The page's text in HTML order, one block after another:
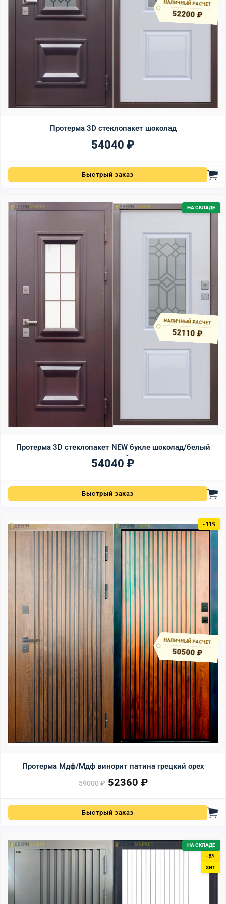
Протерма 3D стеклопакет шоколад
54040 ₽
НАЛИЧНЫЙ РАСЧЕТ
52200 ₽
Быстрый заказ
НА СКЛАДЕ
Протерма 3D стеклопакет NEW букле шоколад/белый
матовый
54040 ₽
НАЛИЧНЫЙ РАСЧЕТ
52110 ₽
Быстрый заказ
- 11%
Протерма Мдф/Мдф винорит патина грецкий орех
59000₽ Первоначальная цена
52360 ₽
Текущая цена: 52360 ₽.
НАЛИЧНЫЙ РАСЧЕТ
50500 ₽
Быстрый заказ
НА СКЛАДЕ
- 5%
ХИТ